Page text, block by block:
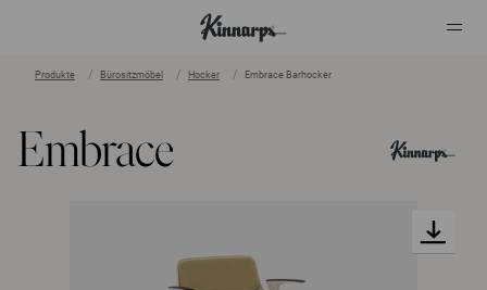
Produkte Bürositzmöbel Hocker Embrace Barhocker
Embrace